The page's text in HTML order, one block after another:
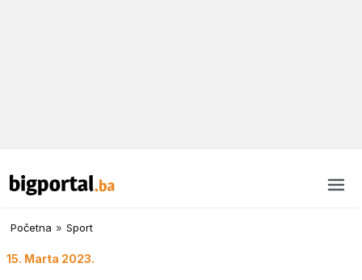
Početna » Sport
15. Marta 2023.